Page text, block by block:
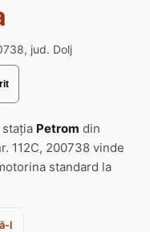
jud. Dolj
Petrom din
112C, 200738 vinde
standard la
l